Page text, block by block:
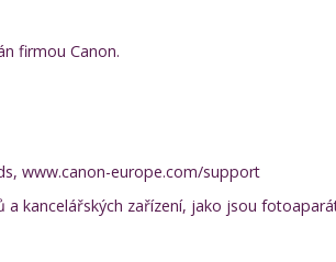
firmou Canon.
www.canon-europe.com/support
kancelářských zařízení, jako jsou